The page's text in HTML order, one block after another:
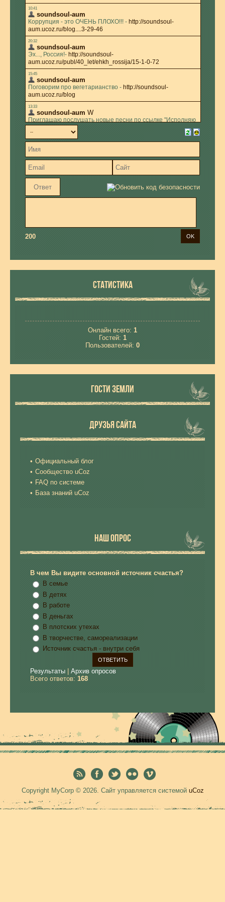
200
СТАТИСТИКА
Онлайн всего: 1
Гостей: 1
Пользователей: 0
ГОСТИ ЗЕМЛИ
ДРУЗЬЯ САЙТА
Официальный блог
Сообщество uCoz
FAQ по системе
База знаний uCoz
НАШ ОПРОС
В чем Вы видите основной источник счастья?
В семье
В детях
В работе
В деньгах
В плотских утехах
В творчестве, самореализации
Источник счастья - внутри себя
Результаты
Архив опросов
Всего ответов: 168
Copyright MyCorp © 2026. Сайт управляется системой uCoz